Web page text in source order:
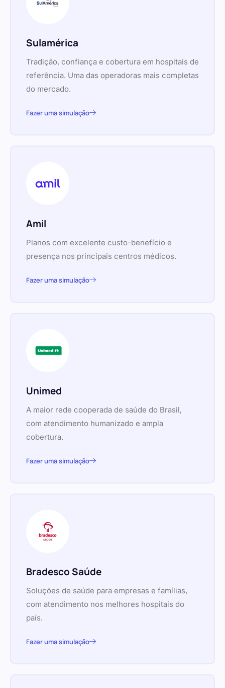
Sulamérica
Tradição, confiança e cobertura em hospitais de
referência. Uma das operadoras mais completas
do mercado.
Fazer uma simulação
Amil
Planos com excelente custo-benefício e
presença nos principais centros médicos.
Fazer uma simulação
Unimed
A maior rede cooperada de saúde do Brasil,
com atendimento humanizado e ampla
cobertura.
Fazer uma simulação
Bradesco Saúde
Soluções de saúde para empresas e famílias,
com atendimento nos melhores hospitais do
país.
Fazer uma simulação